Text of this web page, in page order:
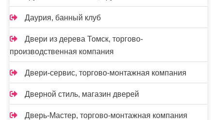
Даурия, банный клуб
Двери из дерева Томск, торгово-
производственная компания
Двери-сервис, торгово-монтажная компания
Дверной стиль, магазин дверей
Дверь-Мастер, торгово-монтажная компания